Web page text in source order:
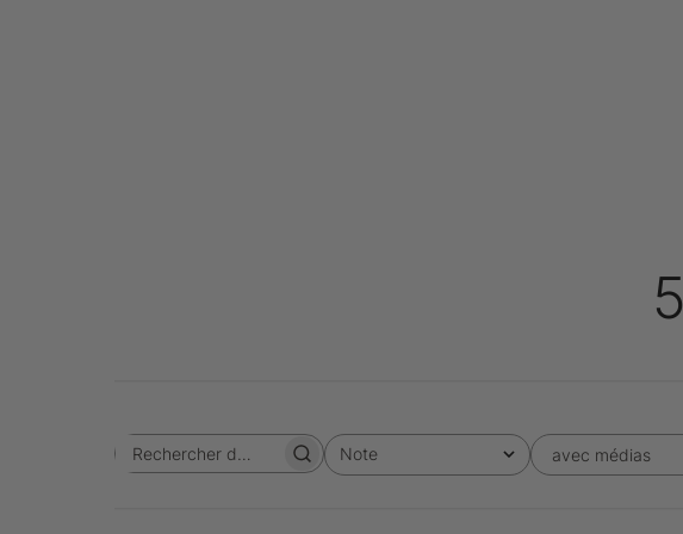
5
Rechercher des avis
Note
Toutes les évaluations
avec médias